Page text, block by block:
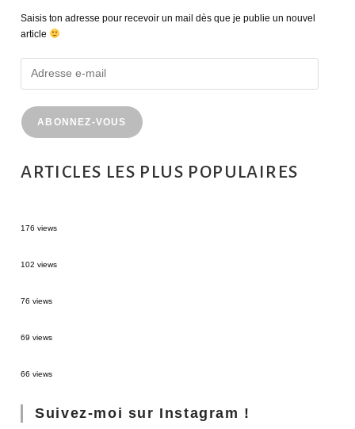
Saisis ton adresse pour recevoir un mail dès que je publie un nouvel
article
ABONNEZ-VOUS
ARTICLES LES PLUS POPULAIRES
176 views
102 views
76 views
69 views
66 views
Suivez-moi sur Instagram !